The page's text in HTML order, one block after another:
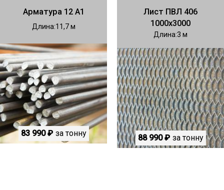
Арматура 12 А1
Длина 11,7
83 990 ₽ за тонну
Лист ПВЛ 406
1000х3000
Длина 3
88 990 ₽ за тонну